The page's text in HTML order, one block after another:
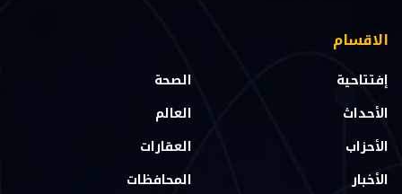
الاقسام
إفتتاحية
الأحداث
الأحزاب
الأخبار
الصحة
العالم
العقارات
المحافظات